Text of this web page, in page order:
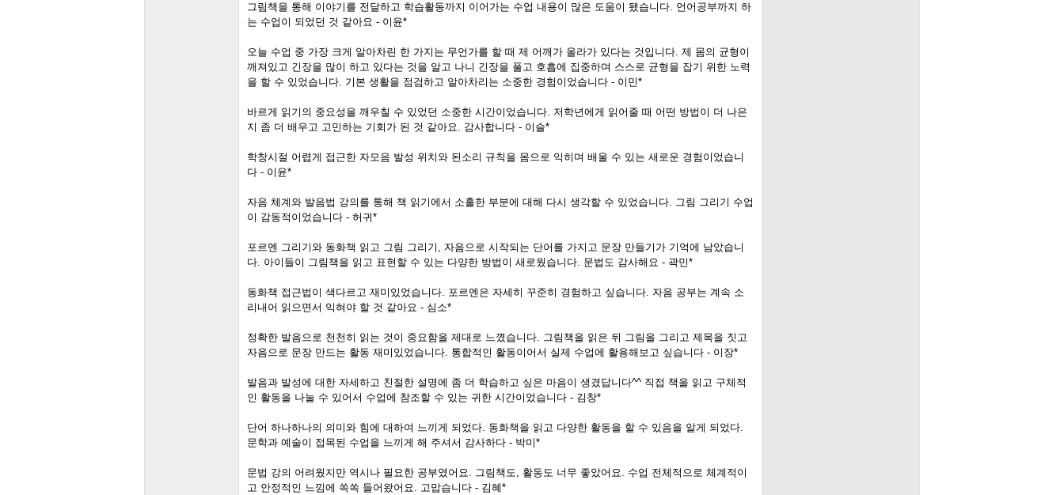
그림책을 통해 이야기를 전달하고 학습활동까지 이어가는 수업 내용이 많은 도움이 됐습니다. 언어공부까지 하
는 수업이 되었던 것 같아요 - 이윤*
오늘 수업 중 가장 크게 알아차린 한 가지는 무언가를 할 때 제 어깨가 올라가 있다는 것입니다. 제 몸의 균형이
깨져있고 긴장을 많이 하고 있다는 것을 알고 나니 긴장을 풀고 호흡에 집중하며 스스로 균형을 잡기 위한 노력
을 할 수 있었습니다. 기본 생활을 점검하고 알아차리는 소중한 경험이었습니다 - 이민*
바르게 읽기의 중요성을 깨우칠 수 있었던 소중한 시간이었습니다. 저학년에게 읽어줄 때 어떤 방법이 더 나은
지 좀 더 배우고 고민하는 기회가 된 것 같아요. 감사합니다 - 이슬*
학창시절 어렵게 접근한 자모음 발성 위치와 된소리 규칙을 몸으로 익히며 배울 수 있는 새로운 경험이었습니
다 - 이윤*
자음 체계와 발음법 강의를 통해 책 읽기에서 소홀한 부분에 대해 다시 생각할 수 있었습니다. 그림 그리기 수업
이 감동적이었습니다 - 허귀*
포르멘 그리기와 동화책 읽고 그림 그리기, 자음으로 시작되는 단어를 가지고 문장 만들기가 기억에 남았습니
다. 아이들이 그림책을 읽고 표현할 수 있는 다양한 방법이 새로웠습니다. 문법도 감사해요 - 곽민*
동화책 접근법이 색다르고 재미있었습니다. 포르멘은 자세히 꾸준히 경험하고 싶습니다. 자음 공부는 계속 소
리내어 읽으면서 익혀야 할 것 같아요 - 심소*
정확한 발음으로 천천히 읽는 것이 중요함을 제대로 느꼈습니다. 그림책을 읽은 뒤 그림을 그리고 제목을 짓고
자음으로 문장 만드는 활동 재미있었습니다. 통합적인 활동이어서 실제 수업에 활용해보고 싶습니다 - 이장*
발음과 발성에 대한 자세하고 친절한 설명에 좀 더 학습하고 싶은 마음이 생겼답니다^^ 직접 책을 읽고 구체적
인 활동을 나눌 수 있어서 수업에 참조할 수 있는 귀한 시간이었습니다 - 김창*
단어 하나하나의 의미와 힘에 대하여 느끼게 되었다. 동화책을 읽고 다양한 활동을 할 수 있음을 알게 되었다.
문학과 예술이 접목된 수업을 느끼게 해 주셔서 감사하다 - 박미*
문법 강의 어려웠지만 역시나 필요한 공부였어요. 그림책도, 활동도 너무 좋았어요. 수업 전체적으로 체계적이
고 안정적인 느낌에 쏙쏙 들어왔어요. 고맙습니다 - 김혜*